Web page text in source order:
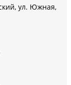
ул. Южная,